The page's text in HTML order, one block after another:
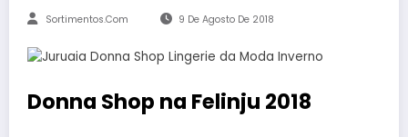
Sortimentos.com 9 De Agosto De 2018
Donna Shop na Felinju 2018